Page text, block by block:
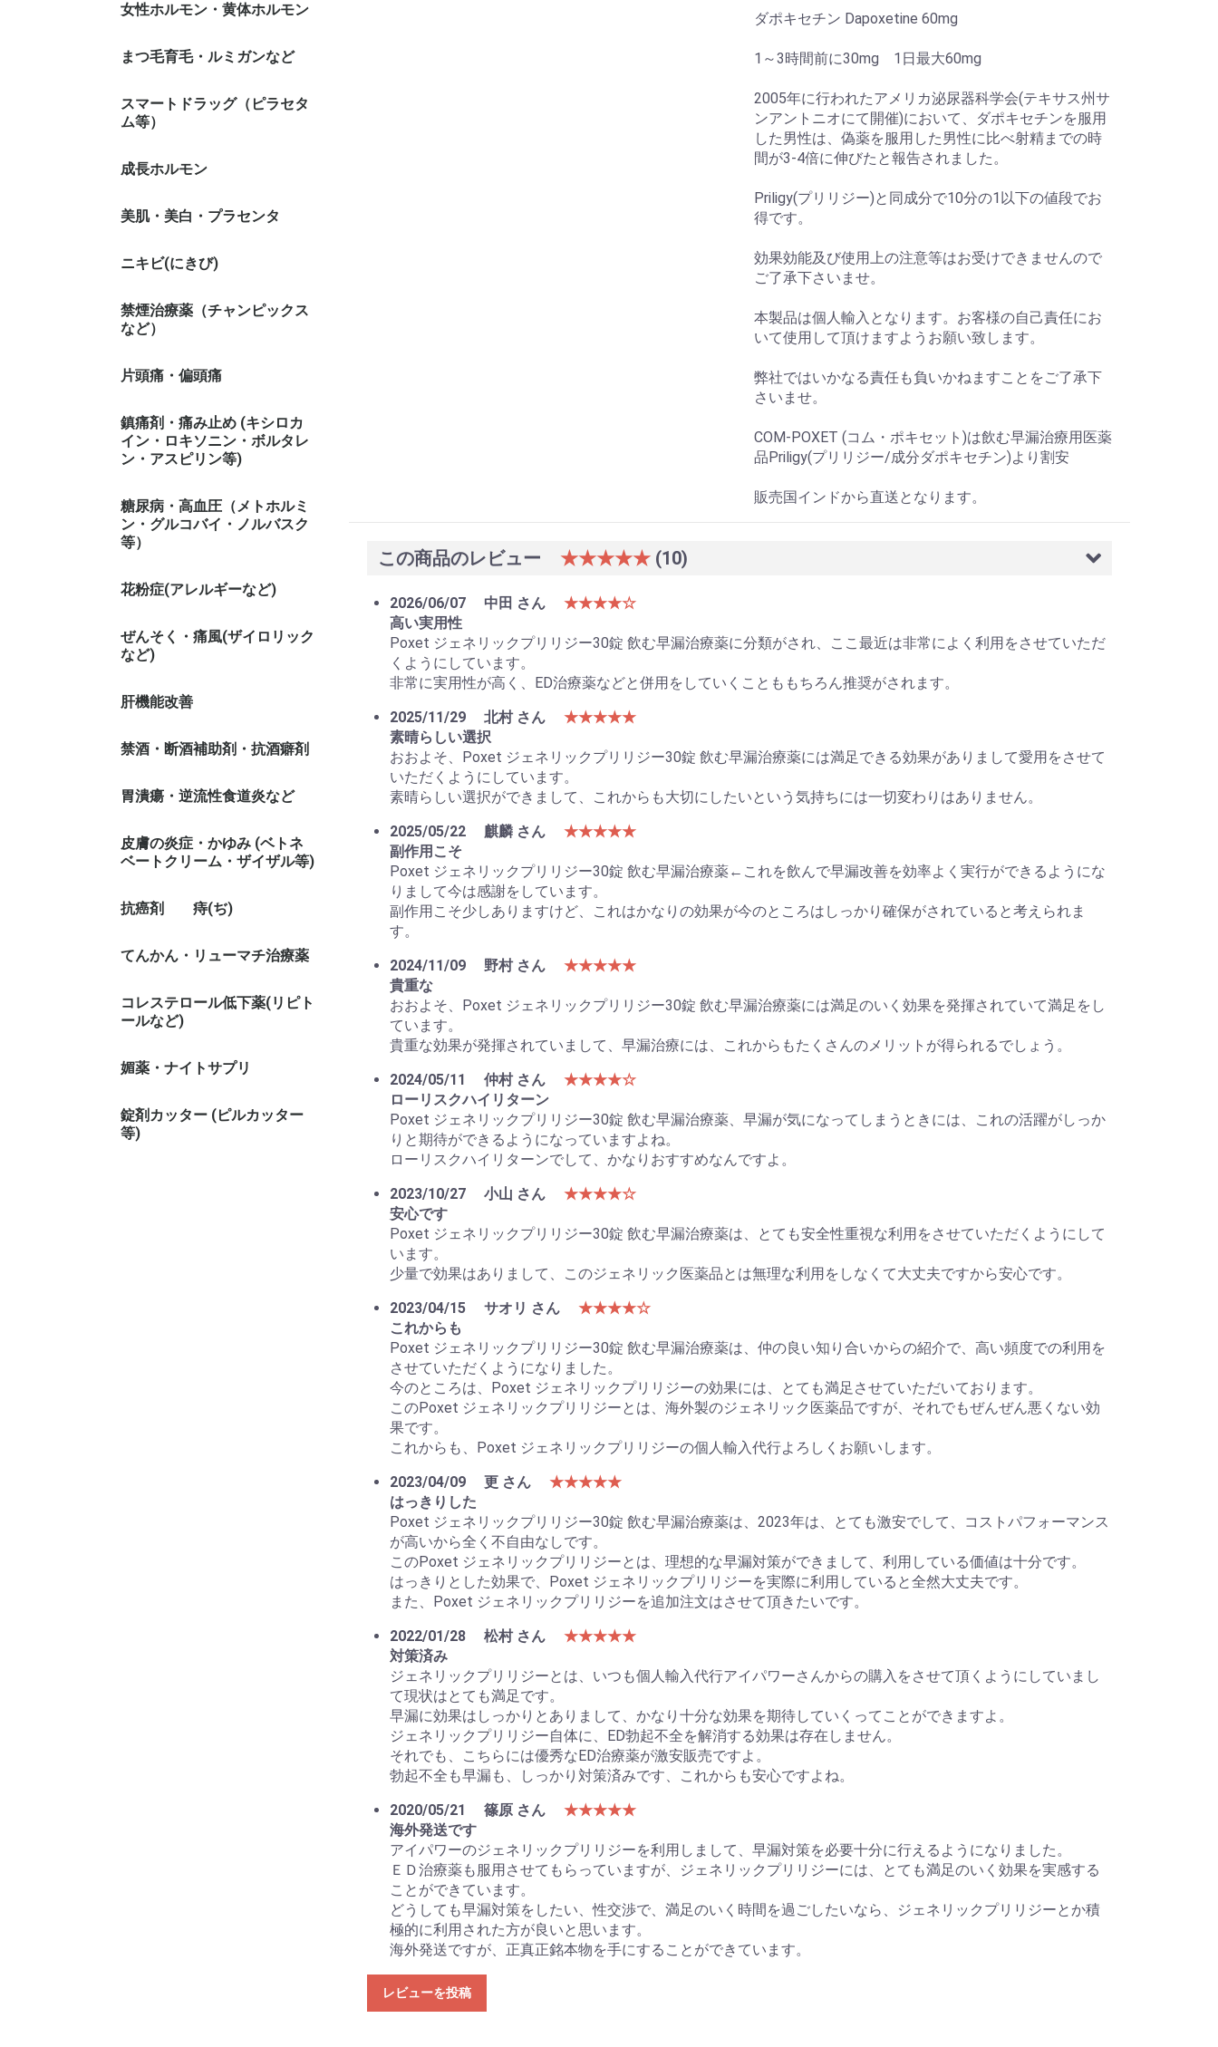
女性ホルモン・黄体ホルモン
まつ毛育毛・ルミガンなど
スマートドラッグ（ピラセタ
ム等）
成長ホルモン
美肌・美白・プラセンタ
ニキビ(にきび)
禁煙治療薬（チャンピックス
など）
片頭痛・偏頭痛
鎮痛剤・痛み止め (キシロカ
イン・ロキソニン・ボルタレ
ン・アスピリン等)
糖尿病・高血圧（メトホルミ
ン・グルコバイ・ノルバスク
等）
花粉症(アレルギーなど)
ぜんそく・痛風(ザイロリック
など)
肝機能改善
禁酒・断酒補助剤・抗酒癖剤
胃潰瘍・逆流性食道炎など
皮膚の炎症・かゆみ (ベトネ
ベートクリーム・ザイザル等)
抗癌剤 痔(ぢ)
てんかん・リューマチ治療薬
コレステロール低下薬(リピト
ールなど)
媚薬・ナイトサプリ
錠剤カッター (ピルカッター
等)
お買い物を続ける
ダポキセチン Dapoxetine 60mg
1～3時間前に30mg 1日最大60mg
2005年に行われたアメリカ泌尿器科学会(テキサス州サ
ンアントニオにて開催)において、ダポキセチンを服用
した男性は、偽薬を服用した男性に比べ射精までの時
間が3-4倍に伸びたと報告されました。
Priligy(プリリジー)と同成分で10分の1以下の値段でお
得です。
効果効能及び使用上の注意等はお受けできませんので
ご了承下さいませ。
本製品は個人輸入となります。お客様の自己責任にお
いて使用して頂けますようお願い致します。
弊社ではいかなる責任も負いかねますことをご了承下
さいませ。
COM-POXET (コム・ポキセット)は飲む早漏治療用医薬
品Priligy(プリリジー/成分ダポキセチン)より割安
販売国インドから直送となります。
この商品のレビュー ★★★★★ (10)
2026/06/07 中田 さん
★★★★☆
高い実用性
Poxet ジェネリックプリリジー30錠 飲む早漏治療薬に分類がされ、ここ最近は非常によく利用をさせていただ
くようにしています。
非常に実用性が高く、ED治療薬などと併用をしていくことももちろん推奨がされます。
2025/11/29
北村 さん
★★★★★
素晴らしい選択
おおよそ、Poxet ジェネリックプリリジー30錠 飲む早漏治療薬には満足できる効果がありまして愛用をさせて
いただくようにしています。
素晴らしい選択ができまして、これからも大切にしたいという気持ちには一切変わりはありません。
2025/05/22
麒麟 さん
★★★★★
副作用こそ
Poxet ジェネリックプリリジー30錠 飲む早漏治療薬←これを飲んで早漏改善を効率よく実行ができるようにな
りまして今は感謝をしています。
副作用こそ少しありますけど、これはかなりの効果が今のところはしっかり確保がされていると考えられま
す。
2024/11/09
野村 さん
★★★★★
貴重な
おおよそ、Poxet ジェネリックプリリジー30錠 飲む早漏治療薬には満足のいく効果を発揮されていて満足をし
ています。
貴重な効果が発揮されていまして、早漏治療には、これからもたくさんのメリットが得られるでしょう。
2024/05/11
仲村 さん
★★★★☆
ローリスクハイリターン
Poxet ジェネリックプリリジー30錠 飲む早漏治療薬、早漏が気になってしまうときには、これの活躍がしっか
りと期待ができるようになっていますよね。
ローリスクハイリターンでして、かなりおすすめなんですよ。
2023/10/27
小山 さん
★★★★☆
安心です
Poxet ジェネリックプリリジー30錠 飲む早漏治療薬は、とても安全性重視な利用をさせていただくようにして
います。
少量で効果はありまして、このジェネリック医薬品とは無理な利用をしなくて大丈夫ですから安心です。
2023/04/15
サオリ さん
★★★★☆
これからも
Poxet ジェネリックプリリジー30錠 飲む早漏治療薬は、仲の良い知り合いからの紹介で、高い頻度での利用を
させていただくようになりました。
今のところは、Poxet ジェネリックプリリジーの効果には、とても満足させていただいております。
このPoxet ジェネリックプリリジーとは、海外製のジェネリック医薬品ですが、それでもぜんぜん悪くない効
果です。
これからも、Poxet ジェネリックプリリジーの個人輸入代行よろしくお願いします。
2023/04/09
更 さん
★★★★★
はっきりした
Poxet ジェネリックプリリジー30錠 飲む早漏治療薬は、2023年は、とても激安でして、コストパフォーマンス
が高いから全く不自由なしです。
このPoxet ジェネリックプリリジーとは、理想的な早漏対策ができまして、利用している価値は十分です。
はっきりとした効果で、Poxet ジェネリックプリリジーを実際に利用していると全然大丈夫です。
また、Poxet ジェネリックプリリジーを追加注文はさせて頂きたいです。
2022/01/28
松村 さん
★★★★★
対策済み
ジェネリックプリリジーとは、いつも個人輸入代行アイパワーさんからの購入をさせて頂くようにしていまし
て現状はとても満足です。
早漏に効果はしっかりとありまして、かなり十分な効果を期待していくってことができますよ。
ジェネリックプリリジー自体に、ED勃起不全を解消する効果は存在しません。
それでも、こちらには優秀なED治療薬が激安販売ですよ。
勃起不全も早漏も、しっかり対策済みです、これからも安心ですよね。
2020/05/21
篠原 さん
★★★★★
海外発送です
アイパワーのジェネリックプリリジーを利用しまして、早漏対策を必要十分に行えるようになりました。
ＥＤ治療薬も服用させてもらっていますが、ジェネリックプリリジーには、とても満足のいく効果を実感する
ことができています。
どうしても早漏対策をしたい、性交渉で、満足のいく時間を過ごしたいなら、ジェネリックプリリジーとか積
極的に利用された方が良いと思います。
海外発送ですが、正真正銘本物を手にすることができています。
レビューを投稿